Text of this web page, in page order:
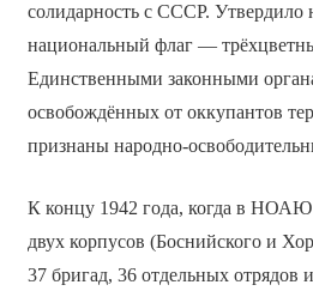
солидарность с СССР. Утвердило
национальный флаг —
Единственными законными
освобождённых от оккупантов
признаны народно-
К концу 1942 года, когда в НОАЮ
двух корпусов (Боснийского и
37 бригад, 36 отдельных отрядов